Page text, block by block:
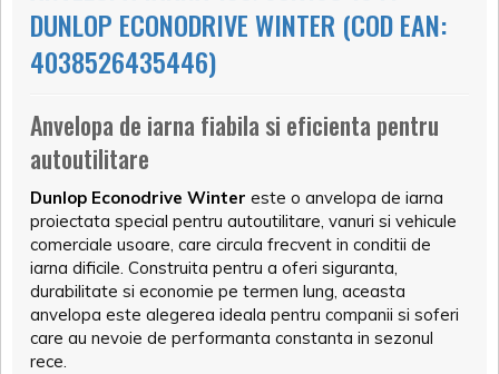
DUNLOP ECONODRIVE WINTER (COD EAN:
4038526435446)
Anvelopa de iarna fiabila si eficienta pentru
autoutilitare
Dunlop Econodrive Winter este o anvelopa de iarna
proiectata special pentru autoutilitare, vanuri si vehicule
comerciale usoare, care circula frecvent in conditii de
iarna dificile. Construita pentru a oferi siguranta,
durabilitate si economie pe termen lung, aceasta
anvelopa este alegerea ideala pentru companii si soferi
care au nevoie de performanta constanta in sezonul
rece.